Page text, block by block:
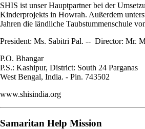
SHIS ist unser Hauptpartner bei der
Kinderprojekts in Howrah. Außerdem
Jahren die ländliche Taubstummenschule
President: Ms. Sabitri Pal. -- Director: Mr.
P.O. Bhangar
P.S.: Kashipur, District: South 24 Parganas
West Bengal, India. - Pin. 743502
www.shisindia.org
Samaritan Help Mission